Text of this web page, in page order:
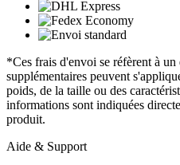
*Ces frais d'envoi se réfèrent à
supplémentaires peuvent
poids, de la taille ou des
informations sont indiquées
produit.
Aide & Support